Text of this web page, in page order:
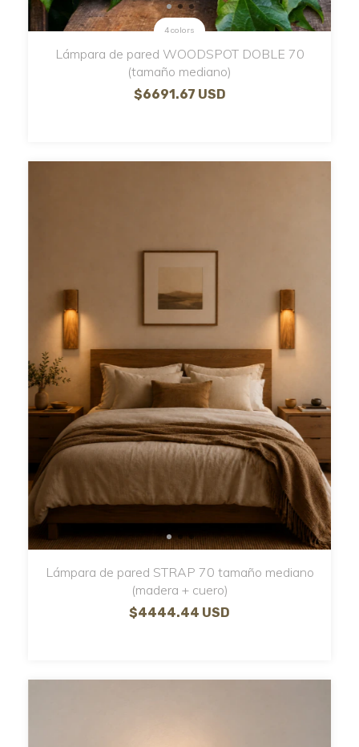
4 colors
Lámpara de pared WOODSPOT DOBLE 70
(tamaño mediano)
$6691.67 USD
Lámpara de pared STRAP 70 tamaño mediano
(madera + cuero)
$4444.44 USD